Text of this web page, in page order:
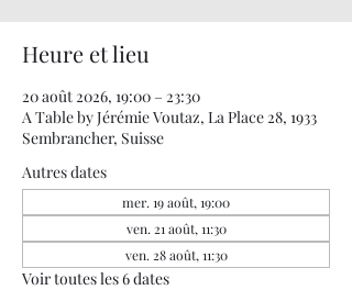
Heure et lieu
20 août 2026, 19:00 – 23:30
A Table by Jérémie Voutaz, La Place 28, 1933
Sembrancher, Suisse
Autres dates
mer. 19 août, 19:00
ven. 21 août, 11:30
ven. 28 août, 11:30
Voir toutes les 6 dates